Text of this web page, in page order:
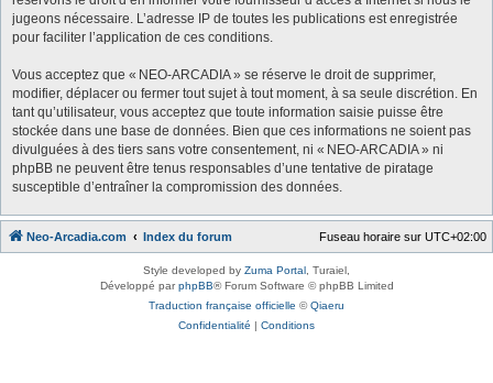
jugeons nécessaire. L’adresse IP de toutes les publications est enregistrée
pour faciliter l’application de ces conditions.
Vous acceptez que « NEO-ARCADIA » se réserve le droit de supprimer,
modifier, déplacer ou fermer tout sujet à tout moment, à sa seule discrétion. En
tant qu’utilisateur, vous acceptez que toute information saisie puisse être
stockée dans une base de données. Bien que ces informations ne soient pas
divulguées à des tiers sans votre consentement, ni « NEO-ARCADIA » ni
phpBB ne peuvent être tenus responsables d’une tentative de piratage
susceptible d’entraîner la compromission des données.
Neo-Arcadia.com Index du forum Fuseau horaire sur UTC+02:00
Style developed by Zuma Portal , Turaiel,
Développé parphpBB® Forum Software © phpBB Limited
Traduction française officielle ©Qiaeru
Confidentialité | Conditions